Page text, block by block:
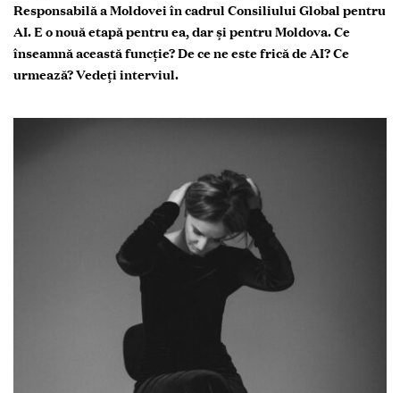
Responsabilă a Moldovei în cadrul Consiliului Global pentru
AI. E o nouă etapă pentru ea, dar și pentru Moldova. Ce
înseamnă această funcție? De ce ne este frică de AI? Ce
urmează? Vedeți interviul.